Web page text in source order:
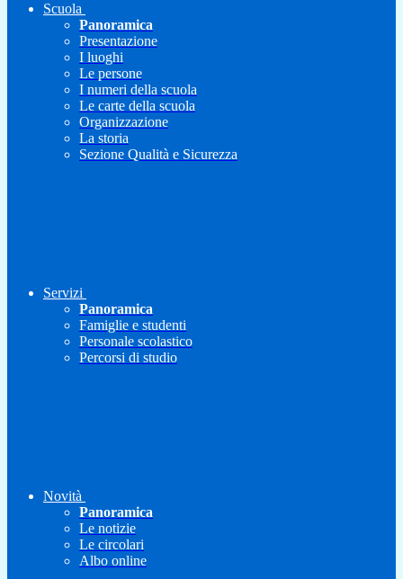
Scuola
Panoramica
Presentazione
I luoghi
Le persone
I numeri della scuola
Le carte della scuola
Organizzazione
La storia
Sezione Qualità e Sicurezza
Servizi
Panoramica
Famiglie e studenti
Personale scolastico
Percorsi di studio
Novità
Panoramica
Le notizie
Le circolari
Albo online